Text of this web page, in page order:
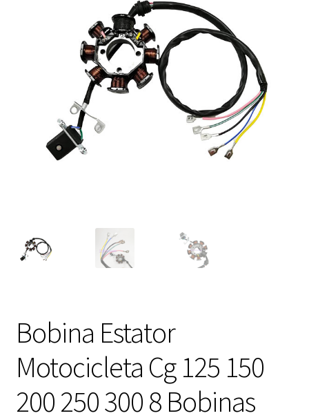
Ropa para Motociclistas
Tienda Física Motosyrepuestos
FAQ Preguntas Frecuentes
Bobina Estator
Motocicleta Cg 125 150
200 250 300 8 Bobinas